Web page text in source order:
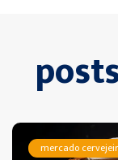
mercado